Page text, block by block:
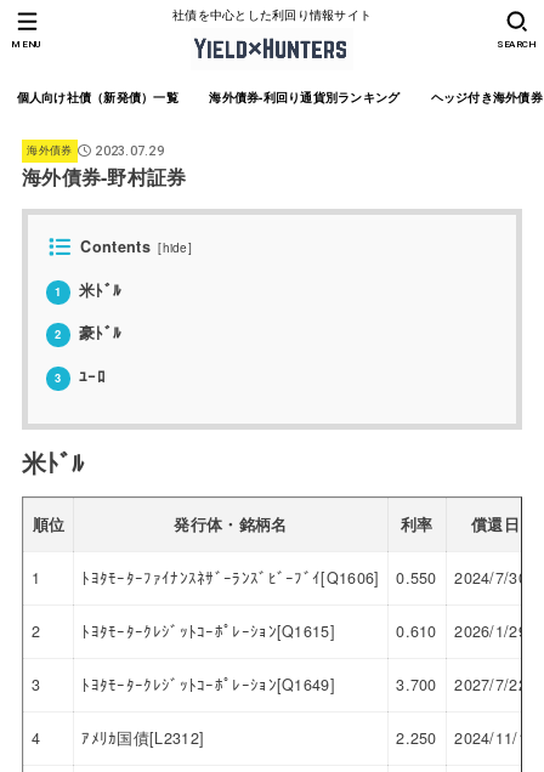
社債を中心とした利回り情報サイト
個人向け社債（新発債）一覧 海外債券-利回り通貨別ランキング ヘッジ付き海外債
SEARCH
MENU
海外債券 2023.07.29
海外債券-野村証券
Contents [hide]
1 米ﾄﾞﾙ
2 豪ﾄﾞﾙ
3 ﾕｰﾛ
米ﾄﾞﾙ
順位 発行体・銘柄名 利率 償還日
1 ﾄﾖﾀﾓｰﾀｰﾌｧｲﾅﾝｽﾈｻﾞｰﾗﾝｽﾞﾋﾞｰﾌﾞｲ[Q1606] 0.550 2024/7/30
2 ﾄﾖﾀﾓｰﾀｰｸﾚｼﾞｯﾄｺｰﾎﾟﾚｰｼｮﾝ[Q1615] 0.610 2026/1/29
3 ﾄﾖﾀﾓｰﾀｰｸﾚｼﾞｯﾄｺｰﾎﾟﾚｰｼｮﾝ[Q1649] 3.700 2027/7/22
4 ｱﾒﾘｶ国債[L2312] 2.250 2024/11/15